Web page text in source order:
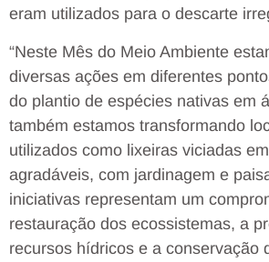
eram utilizados para o descarte
“Neste Mês do Meio Ambiente
diversas ações em diferentes
do plantio de espécies nativas em
também estamos transformando
utilizados como lixeiras viciadas
agradáveis, com jardinagem e
iniciativas representam um
restauração dos ecossistemas, a
recursos hídricos e a conservação